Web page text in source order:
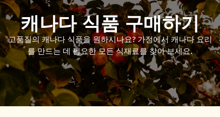
캐나다 식품 구매하기
고품질의 캐나다 식품을 원하시나요?가정에서 캐나다 요리
를 만드는 데 필요한 모든 식재료를 찾아 보세요.